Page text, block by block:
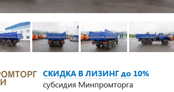
СКИДКА В ЛИЗИНГ до 10%
субсидия Минпромторга